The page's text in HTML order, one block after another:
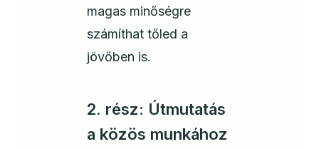
magas minőségre
számíthat tőled a
jövőben is.
2. rész: Útmutatás
a közös munkához